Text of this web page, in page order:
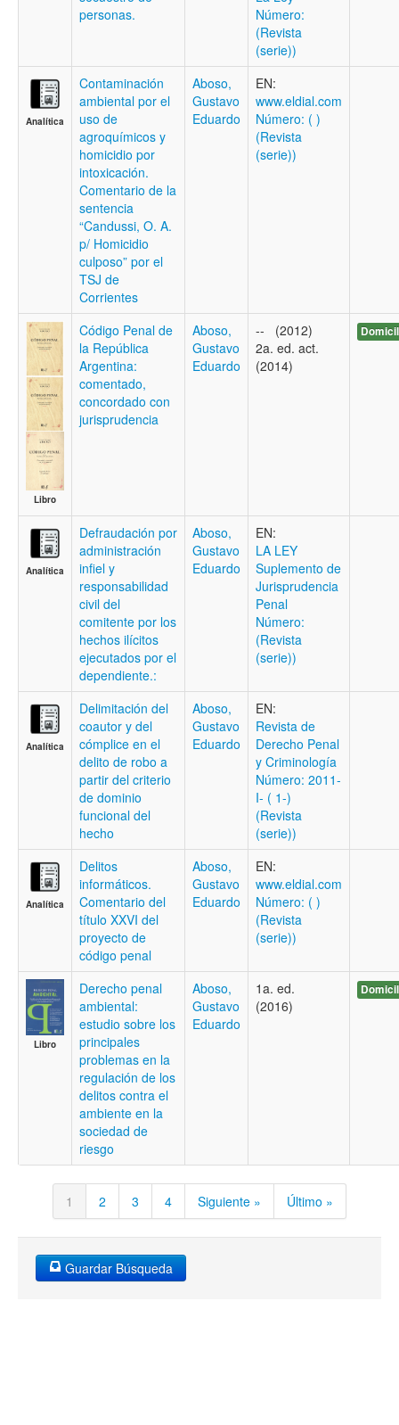
personas.
Número:
(Revista
(serie))
Analítica
Contaminación
ambiental por el
uso de
agroquímicos y
homicidio por
intoxicación.
Comentario de la
sentencia
“Candussi, O. A.
p/ Homicidio
culposo” por el
TSJ de
Corrientes
Aboso,
Gustavo
Eduardo
EN:
www.eldial.com
Número: ( )
(Revista
(serie))
Libro
Código Penal de
la República
Argentina:
comentado,
concordado con
jurisprudencia
Aboso,
Gustavo
Eduardo
-- (2012)
2a. ed. act.
(2014)
Analítica
Defraudación por
administración
infiel y
responsabilidad
civil del
comitente por los
hechos ilícitos
ejecutados por el
dependiente.:
Aboso,
Gustavo
Eduardo
EN:
LA LEY
Suplemento de
Jurisprudencia
Penal
Número:
(Revista
(serie))
Analítica
Delimitación del
coautor y del
cómplice en el
delito de robo a
partir del criterio
de dominio
funcional del
hecho
Aboso,
Gustavo
Eduardo
EN:
Revista de
Derecho Penal
y Criminología
Número: 2011-
I- ( 1-)
(Revista
(serie))
Analítica
Delitos
informáticos.
Comentario del
título XXVI del
proyecto de
código penal
Aboso,
Gustavo
Eduardo
EN:
www.eldial.com
Número: ( )
(Revista
(serie))
Libro
Derecho penal
ambiental:
estudio sobre los
principales
problemas en la
regulación de los
delitos contra el
ambiente en la
sociedad de
riesgo
Aboso,
Gustavo
Eduardo
1a. ed.
(2016)
1 2 3 4 Siguiente » Último »
Guardar Búsqueda